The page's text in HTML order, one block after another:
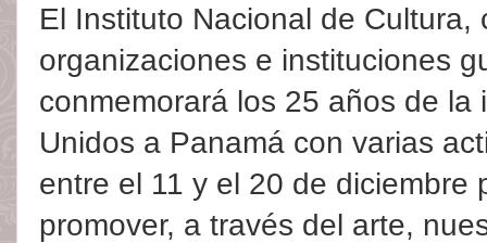
El Instituto Nacional de Cultura,
organizaciones e instituciones
conmemorará los 25 años de la
Unidos a Panamá con varias
entre el 11 y el 20 de diciembre
promover, a través del arte,